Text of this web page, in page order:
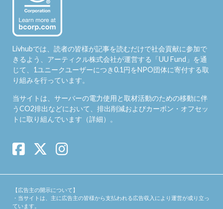
Livhubでは、読者の皆様が記事を読むだけで社会貢献に参加で
きるよう、アーティクル株式会社が運営する「UU Fund 」を通
じて、1ユニークユーザーにつき0.1円をNPO団体に寄付する取
り組みを行っています。
当サイトは、サーバーの電力使用と取材活動のための移動に伴
うCO2排出などにおいて、排出削減およびカーボン・オフセッ
トに取り組んでいます（詳細）。
【広告主の開示について】
・当サイトは、主に広告主の皆様から支払われる広告収入により運営が成り立っ
ています。